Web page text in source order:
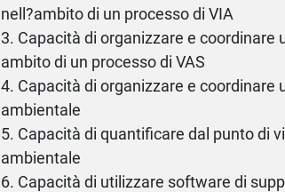
nell?ambito di un processo di VIA
3. Capacità di organizzare e coordinare
ambito di un processo di VAS
4. Capacità di organizzare e coordinare
ambientale
5. Capacità di quantificare dal punto di
ambientale
6. Capacità di utilizzare software di